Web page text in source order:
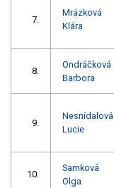
7.
Mrázková
Klára
8.
Ondráčková
Barbora
9.
Nesnídalová
Lucie
10.
Samková
Olga